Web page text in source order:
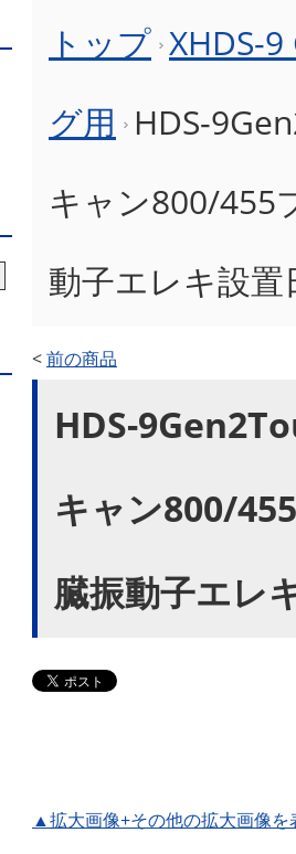
トップ XHDS-
グ用 HDS-
キャン800/455
動子エレキ設
<前の商品
HDS-
キャン800/
臓振動子エレ
▲拡大画像+その他の拡大画像を